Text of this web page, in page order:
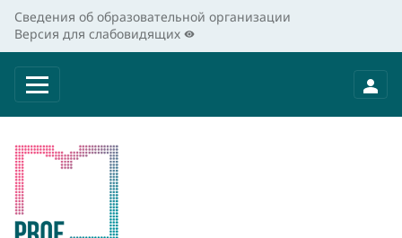
Сведения об образовательной организации
Версия для слабовидящих